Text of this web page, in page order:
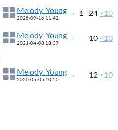
Melody_Young
2025-09-16 11:42
1 24 <10
Melody_Young
2021-04-08 18:37
10 <10
Melody_Young
2020-05-05 10:50
12 <10